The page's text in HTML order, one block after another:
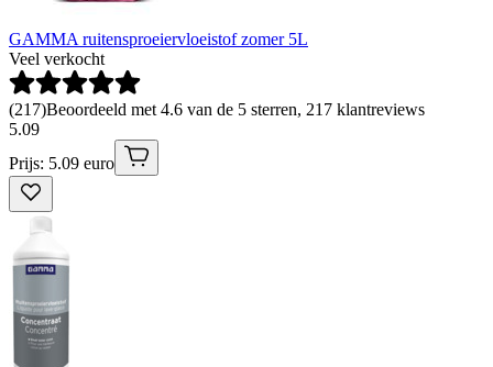
GAMMA ruitensproeiervloeistof zomer 5L
Veel verkocht
(217)Beoordeeld met 4.6 van de 5 sterren, 217 klantreviews
5.09
Prijs: 5.09 euro